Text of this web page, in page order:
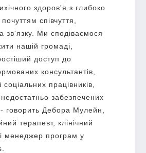
здоров'я з глибоко
співчуття,
зв'язку. Ми сподіваємося
нашій громаді,
доступ до
консультантів,
соціальних працівників,
забезпечених
говорить Дебора Мулейн,
терапевт, клінічний
і менеджер програм у